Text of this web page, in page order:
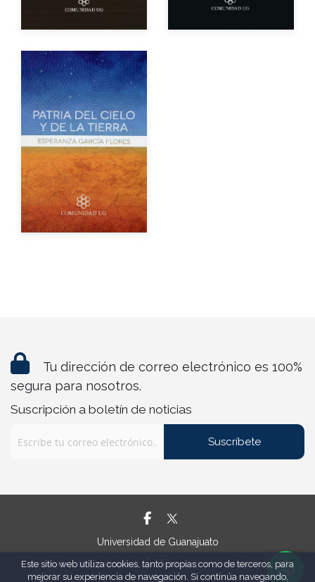
Autor
Año de edición
Impreso $100.00
Tu dirección de correo electrónico es 100%
segura para nosotros.
Suscripción a boletín de noticias
Suscríbete
Universidad de Guanajuato
Aviso de privacidad
Términos y condiciones
Este sitio web utiliza cookies, tanto propias como de terceros, para
mejorar su experiencia de navegación. Si continúa navegando,